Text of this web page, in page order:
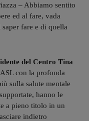
– Abbiamo sentito
ed al fare, vada
fare e di quella
del Centro Tina
con la profonda
sulla salute mentale
hanno le
a pieno titolo in un
indietro